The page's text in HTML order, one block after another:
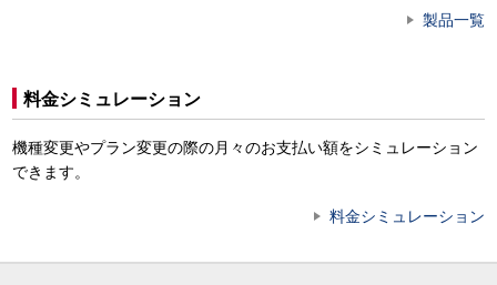
製品一覧
料金シミュレーション
機種変更やプラン変更の際の月々のお支払い額をシミュレーション
できます。
料金シミュレーション